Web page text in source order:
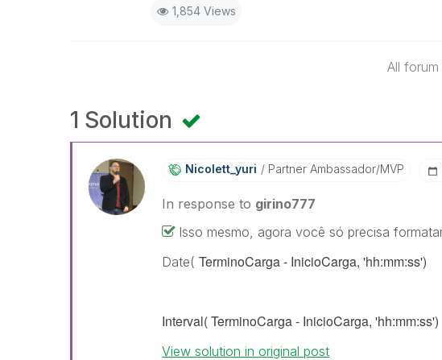
1,854 Views
All
1 Solution
Nicolett_yuri Partner Ambassador/MVP
In response to girino777
Isso mesmo, agora você só precisa
Date(TerminoCarga - InicioCarga, 'hh:mm:ss')
Interval(TerminoCarga - InicioCarga, 'hh:mm:ss')
View solution in original post